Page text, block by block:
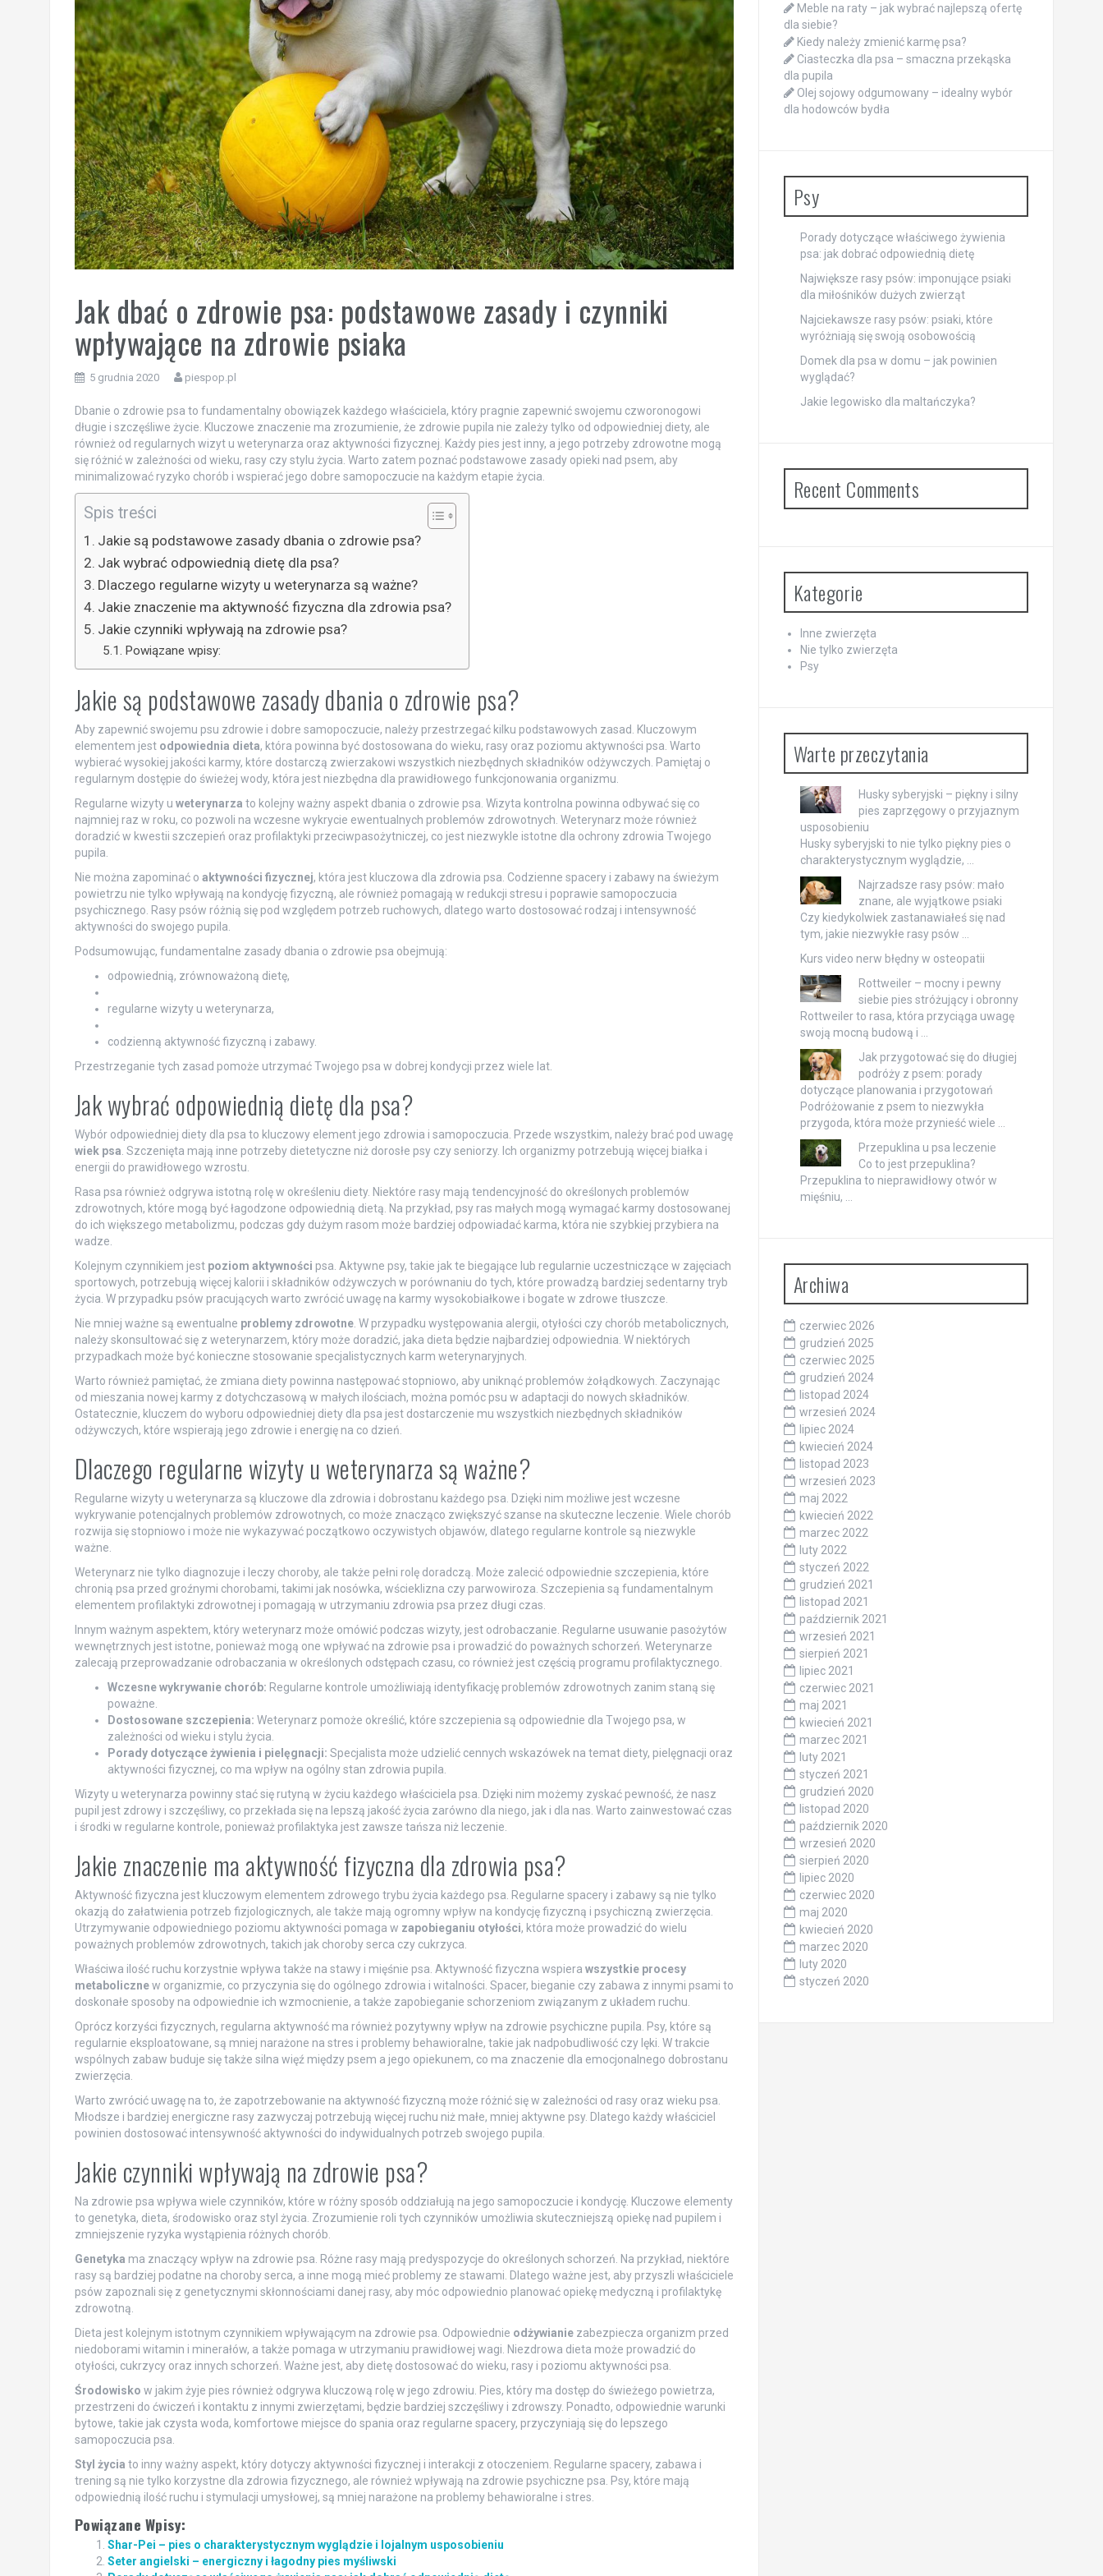
Jak dbać o zdrowie psa: podstawowe zasady i czynniki
wpływające na zdrowie psiaka
5 grudnia 2020 piespop.pl
Dbanie o zdrowie psa to fundamentalny obowiązek każdego właściciela, który pragnie zapewnić swojemu czworonogowi
długie i szczęśliwe życie. Kluczowe znaczenie ma zrozumienie, że zdrowie pupila nie zależy tylko od odpowiedniej diety, ale
również od regularnych wizyt u weterynarza oraz aktywności fizycznej. Każdy pies jest inny, a jego potrzeby zdrowotne mogą
się różnić w zależności od wieku, rasy czy stylu życia. Warto zatem poznać podstawowe zasady opieki nad psem, aby
minimalizować ryzyko chorób i wspierać jego dobre samopoczucie na każdym etapie życia.
Spis treści
Jakie są podstawowe zasady dbania o zdrowie psa?
Jak wybrać odpowiednią dietę dla psa?
Dlaczego regularne wizyty u weterynarza są ważne?
Jakie znaczenie ma aktywność fizyczna dla zdrowia psa?
Jakie czynniki wpływają na zdrowie psa?
Powiązane wpisy:
Jakie są podstawowe zasady dbania o zdrowie psa?
Aby zapewnić swojemu psu zdrowie i dobre samopoczucie, należy przestrzegać kilku podstawowych zasad. Kluczowym
elementem jest odpowiednia dieta, która powinna być dostosowana do wieku, rasy oraz poziomu aktywności psa. Warto
wybierać wysokiej jakości karmy, które dostarczą zwierzakowi wszystkich niezbędnych składników odżywczych. Pamiętaj o
regularnym dostępie do świeżej wody, która jest niezbędna dla prawidłowego funkcjonowania organizmu.
Regularne wizyty u weterynarza to kolejny ważny aspekt dbania o zdrowie psa. Wizyta kontrolna powinna odbywać się co
najmniej raz w roku, co pozwoli na wczesne wykrycie ewentualnych problemów zdrowotnych. Weterynarz może również
doradzić w kwestii szczepień oraz profilaktyki przeciwpasożytniczej, co jest niezwykle istotne dla ochrony zdrowia Twojego
pupila.
Nie można zapominać o aktywności fizycznej, która jest kluczowa dla zdrowia psa. Codzienne spacery i zabawy na świeżym
powietrzu nie tylko wpływają na kondycję fizyczną, ale również pomagają w redukcji stresu i poprawie samopoczucia
psychicznego. Rasy psów różnią się pod względem potrzeb ruchowych, dlatego warto dostosować rodzaj i intensywność
aktywności do swojego pupila.
Podsumowując, fundamentalne zasady dbania o zdrowie psa obejmują:
odpowiednią, zrównoważoną dietę,
regularne wizyty u weterynarza,
codzienną aktywność fizyczną i zabawy.
Przestrzeganie tych zasad pomoże utrzymać Twojego psa w dobrej kondycji przez wiele lat.
Jak wybrać odpowiednią dietę dla psa?
Wybór odpowiedniej diety dla psa to kluczowy element jego zdrowia i samopoczucia. Przede wszystkim, należy brać pod uwagę
wiek psa . Szczenięta mają inne potrzeby dietetyczne niż dorosłe psy czy seniorzy. Ich organizmy potrzebują więcej białka i
energii do prawidłowego wzrostu.
Rasa psa również odgrywa istotną rolę w określeniu diety. Niektóre rasy mają tendencyjność do określonych problemów
zdrowotnych, które mogą być łagodzone odpowiednią dietą. Na przykład, psy ras małych mogą wymagać karmy dostosowanej
do ich większego metabolizmu, podczas gdy dużym rasom może bardziej odpowiadać karma, która nie szybkiej przybiera na
wadze.
Kolejnym czynnikiem jest poziom aktywności psa. Aktywne psy, takie jak te biegające lub regularnie uczestniczące w zajęciach
sportowych, potrzebują więcej kalorii i składników odżywczych w porównaniu do tych, które prowadzą bardziej sedentarny tryb
życia. W przypadku psów pracujących warto zwrócić uwagę na karmy wysokobiałkowe i bogate w zdrowe tłuszcze.
Nie mniej ważne są ewentualne problemy zdrowotne. W przypadku występowania alergii, otyłości czy chorób metabolicznych,
należy skonsultować się z weterynarzem, który może doradzić, jaka dieta będzie najbardziej odpowiednia. W niektórych
przypadkach może być konieczne stosowanie specjalistycznych karm weterynaryjnych.
Warto również pamiętać, że zmiana diety powinna następować stopniowo, aby uniknąć problemów żołądkowych. Zaczynając
od mieszania nowej karmy z dotychczasową w małych ilościach, można pomóc psu w adaptacji do nowych składników.
Ostatecznie, kluczem do wyboru odpowiedniej diety dla psa jest dostarczenie mu wszystkich niezbędnych składników
odżywczych, które wspierają jego zdrowie i energię na co dzień.
Dlaczego regularne wizyty u weterynarza są ważne?
Regularne wizyty u weterynarza są kluczowe dla zdrowia i dobrostanu każdego psa. Dzięki nim możliwe jest wczesne
wykrywanie potencjalnych problemów zdrowotnych, co może znacząco zwiększyć szanse na skuteczne leczenie. Wiele chorób
rozwija się stopniowo i może nie wykazywać początkowo oczywistych objawów, dlatego regularne kontrole są niezwykle
ważne.
Weterynarz nie tylko diagnozuje i leczy choroby, ale także pełni rolę doradczą. Może zalecić odpowiednie szczepienia, które
chronią psa przed groźnymi chorobami, takimi jak nosówka, wścieklizna czy parwowiroza. Szczepienia są fundamentalnym
elementem profilaktyki zdrowotnej i pomagają w utrzymaniu zdrowia psa przez długi czas.
Innym ważnym aspektem, który weterynarz może omówić podczas wizyty, jest odrobaczanie. Regularne usuwanie pasożytów
wewnętrznych jest istotne, ponieważ mogą one wpływać na zdrowie psa i prowadzić do poważnych schorzeń. Weterynarze
zalecają przeprowadzanie odrobaczania w określonych odstępach czasu, co również jest częścią programu profilaktycznego.
Wczesne wykrywanie chorób: Regularne kontrole umożliwiają identyfikację problemów zdrowotnych zanim staną się
poważne.
Dostosowane szczepienia: Weterynarz pomoże określić, które szczepienia są odpowiednie dla Twojego psa, w
zależności od wieku i stylu życia.
Porady dotyczące żywienia i pielęgnacji: Specjalista może udzielić cennych wskazówek na temat diety, pielęgnacji oraz
aktywności fizycznej, co ma wpływ na ogólny stan zdrowia pupila.
Wizyty u weterynarza powinny stać się rutyną w życiu każdego właściciela psa. Dzięki nim możemy zyskać pewność, że nasz
pupil jest zdrowy i szczęśliwy, co przekłada się na lepszą jakość życia zarówno dla niego, jak i dla nas. Warto zainwestować czas
i środki w regularne kontrole, ponieważ profilaktyka jest zawsze tańsza niż leczenie.
Jakie znaczenie ma aktywność fizyczna dla zdrowia psa?
Aktywność fizyczna jest kluczowym elementem zdrowego trybu życia każdego psa. Regularne spacery i zabawy są nie tylko
okazją do załatwienia potrzeb fizjologicznych, ale także mają ogromny wpływ na kondycję fizyczną i psychiczną zwierzęcia.
Utrzymywanie odpowiedniego poziomu aktywności pomaga w zapobieganiu otyłości, która może prowadzić do wielu
poważnych problemów zdrowotnych, takich jak choroby serca czy cukrzyca.
Właściwa ilość ruchu korzystnie wpływa także na stawy i mięśnie psa. Aktywność fizyczna wspiera wszystkie procesy
metabolicznew organizmie, co przyczynia się do ogólnego zdrowia i witalności. Spacer, bieganie czy zabawa z innymi psami to
doskonałe sposoby na odpowiednie ich wzmocnienie, a także zapobieganie schorzeniom związanym z układem ruchu.
Oprócz korzyści fizycznych, regularna aktywność ma również pozytywny wpływ na zdrowie psychiczne pupila. Psy, które są
regularnie eksploatowane, są mniej narażone na stres i problemy behawioralne, takie jak nadpobudliwość czy lęki. W trakcie
wspólnych zabaw buduje się także silna więź między psem a jego opiekunem, co ma znaczenie dla emocjonalnego dobrostanu
zwierzęcia.
Warto zwrócić uwagę na to, że zapotrzebowanie na aktywność fizyczną może różnić się w zależności od rasy oraz wieku psa.
Młodsze i bardziej energiczne rasy zazwyczaj potrzebują więcej ruchu niż małe, mniej aktywne psy. Dlatego każdy właściciel
powinien dostosować intensywność aktywności do indywidualnych potrzeb swojego pupila.
Jakie czynniki wpływają na zdrowie psa?
Na zdrowie psa wpływa wiele czynników, które w różny sposób oddziałują na jego samopoczucie i kondycję. Kluczowe elementy
to genetyka, dieta, środowisko oraz styl życia. Zrozumienie roli tych czynników umożliwia skuteczniejszą opiekę nad pupilem i
zmniejszenie ryzyka wystąpienia różnych chorób.
Genetyka ma znaczący wpływ na zdrowie psa. Różne rasy mają predyspozycje do określonych schorzeń. Na przykład, niektóre
rasy są bardziej podatne na choroby serca, a inne mogą mieć problemy ze stawami. Dlatego ważne jest, aby przyszli właściciele
psów zapoznali się z genetycznymi skłonnościami danej rasy, aby móc odpowiednio planować opiekę medyczną i profilaktykę
zdrowotną.
Dieta jest kolejnym istotnym czynnikiem wpływającym na zdrowie psa. Odpowiednie odżywianiezabezpiecza organizm przed
niedoborami witamin i minerałów, a także pomaga w utrzymaniu prawidłowej wagi. Niezdrowa dieta może prowadzić do
otyłości, cukrzycy oraz innych schorzeń. Ważne jest, aby dietę dostosować do wieku, rasy i poziomu aktywności psa.
Środowisko w jakim żyje pies również odgrywa kluczową rolę w jego zdrowiu. Pies, który ma dostęp do świeżego powietrza,
przestrzeni do ćwiczeń i kontaktu z innymi zwierzętami, będzie bardziej szczęśliwy i zdrowszy. Ponadto, odpowiednie warunki
bytowe, takie jak czysta woda, komfortowe miejsce do spania oraz regularne spacery, przyczyniają się do lepszego
samopoczucia psa.
Styl życia to inny ważny aspekt, który dotyczy aktywności fizycznej i interakcji z otoczeniem. Regularne spacery, zabawa i
trening są nie tylko korzystne dla zdrowia fizycznego, ale również wpływają na zdrowie psychiczne psa. Psy, które mają
odpowiednią ilość ruchu i stymulacji umysłowej, są mniej narażone na problemy behawioralne i stres.
Powiązane Wpisy:
Shar-Pei – pies o charakterystycznym wyglądzie i lojalnym usposobieniu
Seter angielski – energiczny i łagodny pies myśliwski
Meble na raty – jak wybrać najlepszą ofertę
dla siebie?
Kiedy należy zmienić karmę psa?
Ciasteczka dla psa – smaczna przekąska
dla pupila
Olej sojowy odgumowany – idealny wybór
dla hodowców bydła
Psy
Porady dotyczące właściwego żywienia
psa: jak dobrać odpowiednią dietę
Największe rasy psów: imponujące psiaki
dla miłośników dużych zwierząt
Najciekawsze rasy psów: psiaki, które
wyróżniają się swoją osobowością
Domek dla psa w domu – jak powinien
wyglądać?
Jakie legowisko dla maltańczyka?
Recent Comments
Kategorie
Inne zwierzęta
Nie tylko zwierzęta
Psy
Warte przeczytania
Husky syberyjski – piękny i silny
pies zaprzęgowy o przyjaznym
usposobieniu
Husky syberyjski to nie tylko piękny pies o
charakterystycznym wyglądzie, …
Najrzadsze rasy psów: mało
znane, ale wyjątkowe psiaki
Czy kiedykolwiek zastanawiałeś się nad
tym, jakie niezwykłe rasy psów …
Kurs video nerw błędnyw osteopatii
Rottweiler – mocny i pewny
siebie pies stróżujący i obronny
Rottweiler to rasa, która przyciąga uwagę
swoją mocną budową i …
Jak przygotować się do długiej
podróży z psem: porady
dotyczące planowania i przygotowań
Podróżowanie z psem to niezwykła
przygoda, która może przynieść wiele …
Przepuklina u psa leczenie
Co to jest przepuklina?
Przepuklina to nieprawidłowy otwór w
mięśniu, …
Archiwa
czerwiec 2026
grudzień 2025
czerwiec 2025
grudzień 2024
listopad 2024
wrzesień 2024
lipiec 2024
kwiecień 2024
listopad 2023
wrzesień 2023
maj 2022
kwiecień 2022
marzec 2022
luty 2022
styczeń 2022
grudzień 2021
listopad 2021
październik 2021
wrzesień 2021
sierpień 2021
lipiec 2021
czerwiec 2021
maj 2021
kwiecień 2021
marzec 2021
luty 2021
styczeń 2021
grudzień 2020
listopad 2020
październik 2020
wrzesień 2020
sierpień 2020
lipiec 2020
czerwiec 2020
maj 2020
kwiecień 2020
marzec 2020
luty 2020
styczeń 2020